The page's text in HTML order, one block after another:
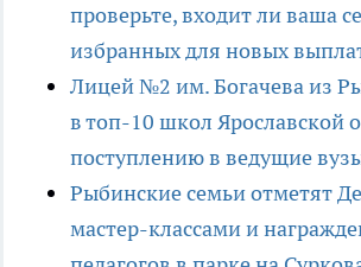
проверьте, входит ли ваша
избранных для новых
Лицей №2 им. Богачева из
в топ-10 школ Ярославской
поступлению в ведущие
Рыбинские семьи отметят
мастер-классами и